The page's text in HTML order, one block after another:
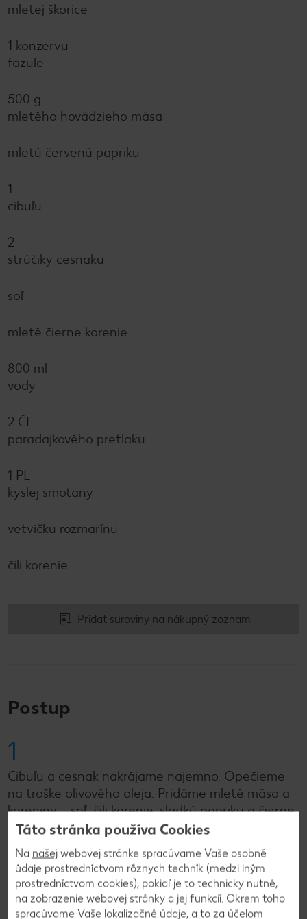
mletej škorice
1 konzervu
fazule
500 g
mletého hovädzieho mäsa
mletú červenú papriku
1
cibuľu
2
strúčiky cesnaku
soľ
mleté čierne korenie
800 ml
vody
2 ČL
paradajkového pretlaku
1 PL
kyslej smotany
vetvičku rozmarínu
čili korenie
Pridať suroviny na nákupný zoznam
Postup
1
Cibuľu a cesnak nakrájame najemno. Opečieme
na troške olivového oleja. Pridáme mleté mäso a
koreniny – soľ, čili korenie, sladkú papriku a čierne
korenie. Pár minút opekáme, kým mäsko
nezhnedne.
2
Táto stránka používa Cookies
Na našej webovej stránke spracúvame Vaše osobné
údaje prostredníctvom rôznych techník (medzi iným
prostredníctvom cookies), pokiaľ je to technicky nutné,
na zobrazenie webovej stránky a jej funkcií. Okrem toho
spracúvame Vaše lokalizačné údaje, a to za účelom